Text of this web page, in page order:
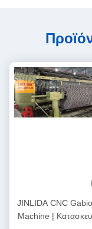
JINLIDA CNC
Machine |